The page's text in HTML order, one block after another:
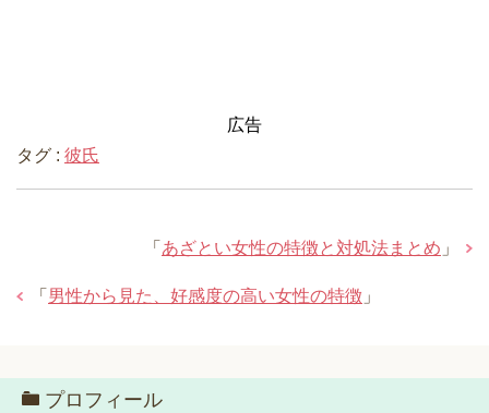
広告
タグ : 彼氏
「 あざとい女性の特徴と対処法まとめ 」
「 男性から見た、好感度の高い女性の特徴 」
プロフィール